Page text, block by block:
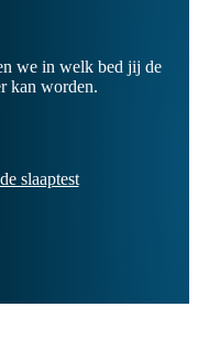
we in welk bed jij de
kan worden.
slaaptest